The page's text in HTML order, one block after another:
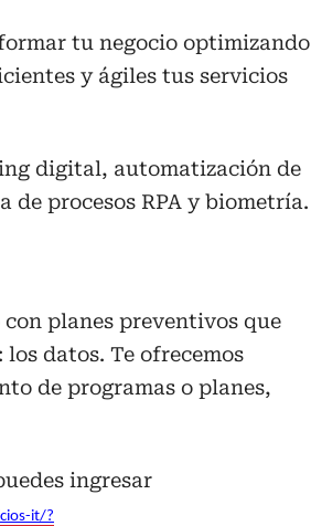
tu negocio optimizando
y ágiles tus servicios
digital, automatización de
procesos RPA y biometría.
planes preventivos que
datos. Te ofrecemos
de programas o planes,
ingresar
it/?